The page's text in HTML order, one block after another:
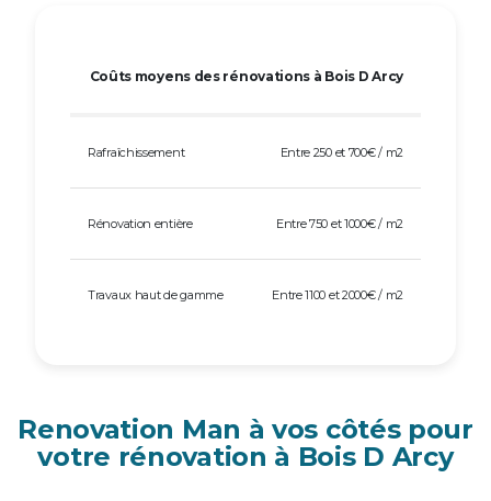
Coûts moyens des rénovations à Bois D Arcy
Rafraîchissement Entre 250 et 700€ / m2
Rénovation entière Entre 750 et 1000€ / m2
Travaux haut de gamme Entre 1100 et 2000€ / m2
Renovation Man à vos côtés pour
votre rénovation à Bois D Arcy